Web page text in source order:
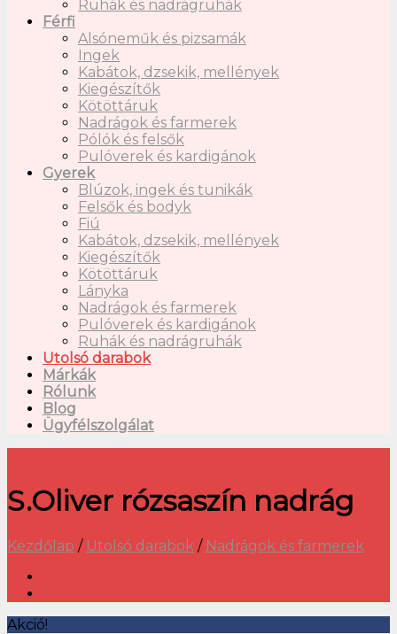
Ruhák és nadrágruhák
Férfi
Alsóneműk és pizsamák
Ingek
Kabátok, dzsekik, mellények
Kiegészítők
Kötöttáruk
Nadrágok és farmerek
Pólók és felsők
Pulóverek és kardigánok
Gyerek
Blúzok, ingek és tunikák
Felsők és bodyk
Fiú
Kabátok, dzsekik, mellények
Kiegészítők
Kötöttáruk
Lányka
Nadrágok és farmerek
Pulóverek és kardigánok
Ruhák és nadrágruhák
Utolsó darabok
Márkák
Rólunk
Blog
Ügyfélszolgálat
S.Oliver rózsaszín nadrág
Kezdőlap / Utolsó darabok / Nadrágok és farmerek
Akció!